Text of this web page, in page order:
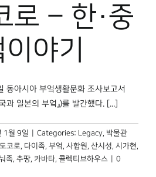
로 – 한·중
야기
동아시아 부엌생활문화 조사보고서
국과 일본의 부엌』)를 발간했다. [...]
1월 9일 Categories: Legacy, 박물관
코로, 다이족, 부엌, 사합원, 산시성, 시가현,
족, 추팡, 카바타, 콜렉티브하우스
0